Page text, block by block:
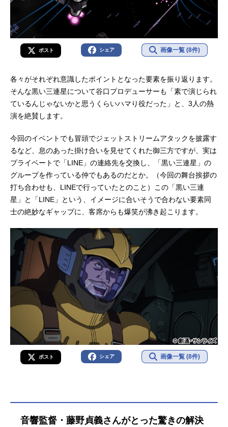
ポスト シェア 画像一覧 (8件)
各々がそれぞれ意識したポイントとなった要素を振り返ります。
そんな黒い三連星について谷口プロデューサーも「素で演じられ
ているんじゃないかと思うくらいハマり役だった」と、3人の熱
演を絶賛します。
今回のイベントでも冒頭でジェットストリームアタックを披露す
るなど、息のあった掛け合いを見せてくれた御三方ですが、実は
プライベートで「LINE」の連絡先を交換し、「黒い三連星」の
グループを作っている仲でもあるのだとか。（今回の舞台挨拶の
打ち合わせも、LINEで行っていたとのこと）この「黒い三連
星」と「LINE」という、イメージに合いそうで合わない要素同
士の絶妙なギャップに、客席からも爆笑が沸き起こります。
ポスト シェア 画像一覧 (8件)
音響監督・藤野貞義さんがとった驚きの解決